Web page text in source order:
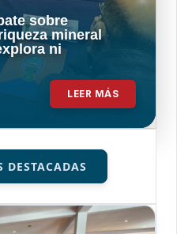
sobre
mineral
ni
LEER MÁS